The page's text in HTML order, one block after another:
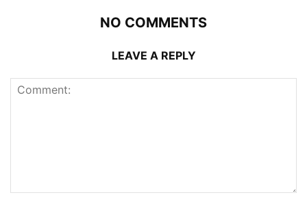
NO COMMENTS
LEAVE A REPLY